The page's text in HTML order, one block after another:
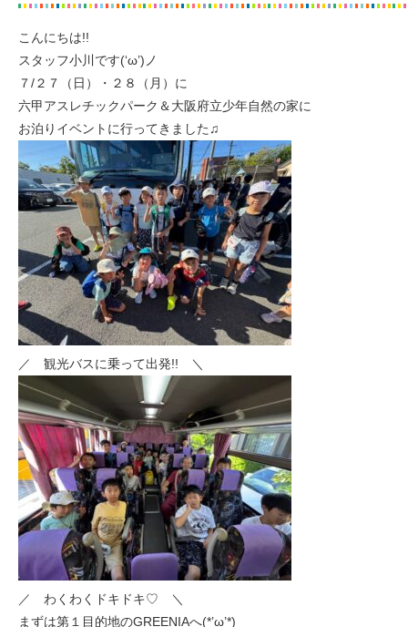
こんにちは!!
スタッフ小川です(‘ω’)ノ
７/２７（日）・２８（月）に
六甲アスレチックパーク＆大阪府立少年自然の家に
お泊りイベントに行ってきました♫
／ 観光バスに乗って出発!! ＼
／ わくわくドキドキ♡ ＼
まずは第１目的地のGREENIAへ(*’ω’*)